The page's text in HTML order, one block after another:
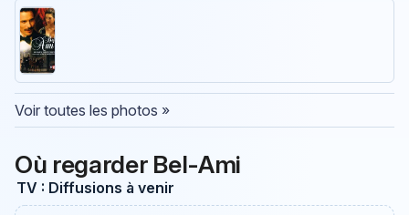
Voir toutes les photos »
Où regarder Bel-Ami
TV : Diffusions à venir